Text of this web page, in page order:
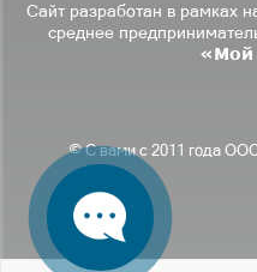
Сайт разработан в рамках
среднее
«Мой
© С вами с 2011 года